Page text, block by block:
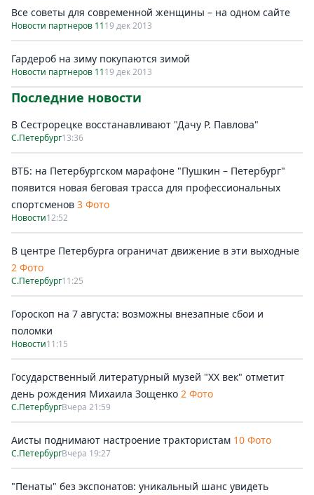
Все советы для современной женщины – на одном сайте
Новости партнеров 1119 дек 2013
Гардероб на зиму покупаются зимой
Новости партнеров 1119 дек 2013
Последние новости
В Сестрорецке восстанавливают "Дачу Р. Павлова"
С.Петербург13:36
ВТБ: на Петербургском марафоне "Пушкин – Петербург"
появится новая беговая трасса для профессиональных
спортсменов 3 Фото
Новости12:52
В центре Петербурга ограничат движение в эти выходные
2 Фото
С.Петербург11:25
Гороскоп на 7 августа: возможны внезапные сбои и
поломки
Новости11:15
Государственный литературный музей "ХХ век" отметит
день рождения Михаила Зощенко 2 Фото
С.ПетербургВчера 21:59
Аисты поднимают настроение трактористам 10 Фото
С.ПетербургВчера 19:27
"Пенаты" без экспонатов: уникальный шанс увидеть